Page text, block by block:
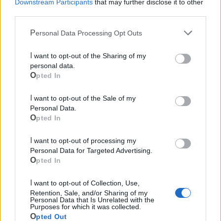
Downstream Participants that may further disclose it to other
Personal Data Processing Opt Outs
personal data.
Opted In
Personal Data.
Opted In
Personal Data for Targeted Advertising.
Opted In
Retention, Sale, and/or Sharing of my
Personal Data that Is Unrelated with the
Purposes for which it was collected.
Opted Out
Mondo CIA